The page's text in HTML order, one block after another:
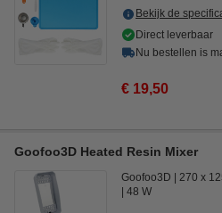
Bekijk de
Direct leverbaar
Nu bestellen is
€ 19,50
Goofoo3D Heated Resin Mixer
Goofoo3D 270 x
48 W